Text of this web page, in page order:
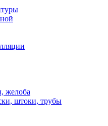
желоба
штоки, трубы